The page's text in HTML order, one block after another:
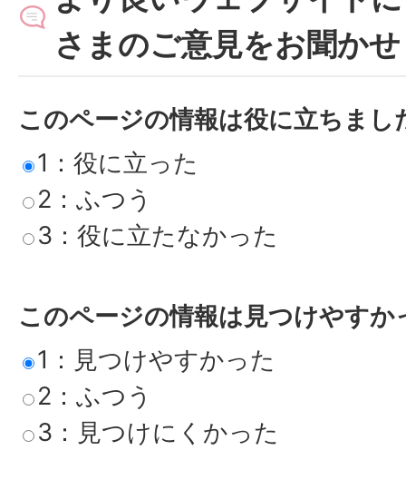
さまのご意見をお聞か
このページの情報は役に立ちまし
1：役に立った
2：ふつう
3：役に立たなかった
このページの情報は見つけやすか
1：見つけやすかった
2：ふつう
3：見つけにくかった